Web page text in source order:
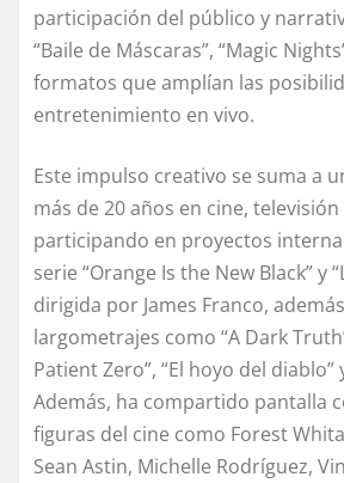
participación del público y
“Baile de Máscaras”, “Magic
formatos que amplían las
entretenimiento en vivo.
Este impulso creativo se suma a
más de 20 años en cine,
participando en proyectos
serie “Orange Is the New Black” y
dirigida por James Franco,
largometrajes como “A Dark
Patient Zero”, “El hoyo del diablo”
Además, ha compartido pantalla
figuras del cine como Forest
Sean Astin, Michelle Rodríguez,